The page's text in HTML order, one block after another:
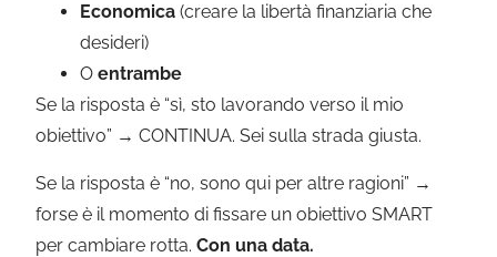
Economica (creare la libertà finanziaria che
desideri)
Oentrambe
Se la risposta è “sì, sto lavorando verso il mio
obiettivo” → CONTINUA. Sei sulla strada giusta.
Se la risposta è “no, sono qui per altre ragioni” →
forse è il momento di fissare un obiettivo SMART
per cambiare rotta.Con una data.